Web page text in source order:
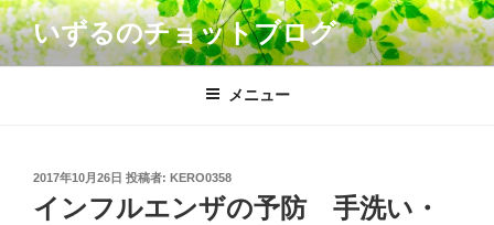
コ
ン
テ
いずるのチョットブログ
メニュー
投
2017年10月26日 投稿者: KERO0358
インフルエンザの予防 手洗い・